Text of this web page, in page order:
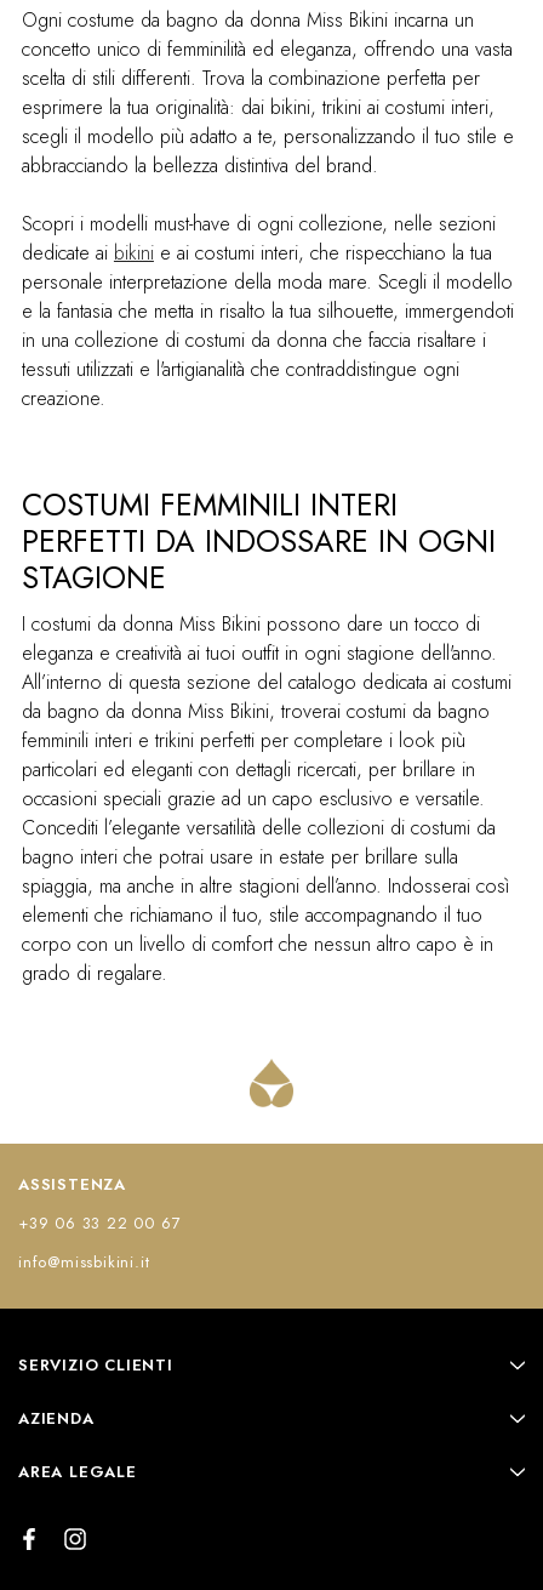
Ogni costume da bagno da donna Miss Bikini incarna un
concetto unico di femminilità ed eleganza, offrendo una vasta
scelta di stili differenti. Trova la combinazione perfetta per
esprimere la tua originalità: dai bikini, trikini ai costumi interi,
scegli il modello più adatto a te, personalizzando il tuo stile e
abbracciando la bellezza distintiva del brand.
Scopri i modelli must-have di ogni collezione, nelle sezioni
dedicate ai bikinie ai costumi interi, che rispecchiano la tua
personale interpretazione della moda mare. Scegli il modello
e la fantasia che metta in risalto la tua silhouette, immergendoti
in una collezione di costumi da donna che faccia risaltare i
tessuti utilizzati e l'artigianalità che contraddistingue ogni
creazione.
COSTUMI FEMMINILI INTERI
PERFETTI DA INDOSSARE IN OGNI
STAGIONE
I costumi da donna Miss Bikini possono dare un tocco di
eleganza e creatività ai tuoi outfit in ogni stagione dell'anno.
All’interno di questa sezione del catalogo dedicata ai costumi
da bagno da donna Miss Bikini, troverai costumi da bagno
femminili interi e trikini perfetti per completare i look più
particolari ed eleganti con dettagli ricercati, per brillare in
occasioni speciali grazie ad un capo esclusivo e versatile.
Concediti l’elegante versatilità delle collezioni di costumi da
bagno interi che potrai usare in estate per brillare sulla
spiaggia, ma anche in altre stagioni dell’anno. Indosserai così
elementi che richiamano il tuo, stile accompagnando il tuo
corpo con un livello di comfort che nessun altro capo è in
grado di regalare.
ASSISTENZA
+39 06 33 22 00 67
info@missbikini.it
SERVIZIO CLIENTI
AZIENDA
AREA LEGALE